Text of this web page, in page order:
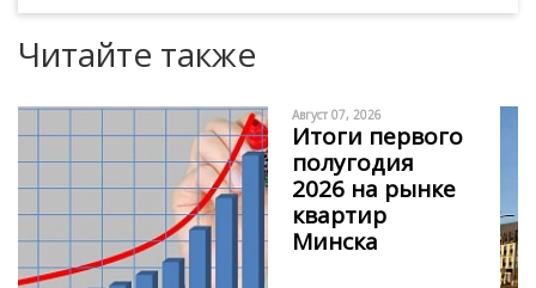
Читайте также
Август 07, 2026
Итоги первого
полугодия
2026 на рынке
квартир
Минска